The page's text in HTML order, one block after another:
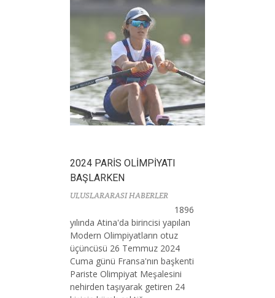
2024 PARİS OLİMPİYATI
BAŞLARKEN
ULUSLARARASI HABERLER
1896
yılında Atina'da birincisi yapılan
Modern Olimpiyatların otuz
üçüncüsü 26 Temmuz 2024
Cuma günü Fransa'nın başkenti
Pariste Olimpiyat Meşalesini
nehirden taşıyarak getiren 24